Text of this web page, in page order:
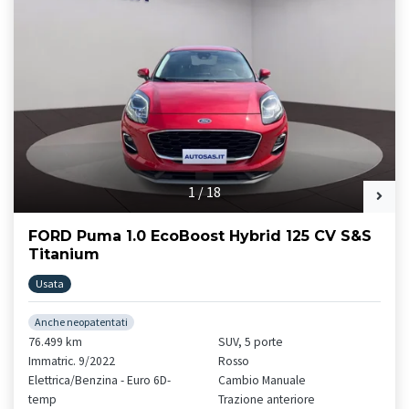
1/18
FORD Puma 1.0 EcoBoost Hybrid 125 CV S&S
Titanium
Usata
Anche neopatentati
76.499 km
Immatric. 9/2022
Elettrica/Benzina - Euro 6D-
temp
SUV, 5 porte
Rosso
Cambio Manuale
Trazione anteriore